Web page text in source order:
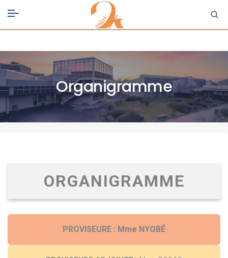
Organigramme
ORGANIGRAMME
PROVISEURE : Mme NYOBÉ